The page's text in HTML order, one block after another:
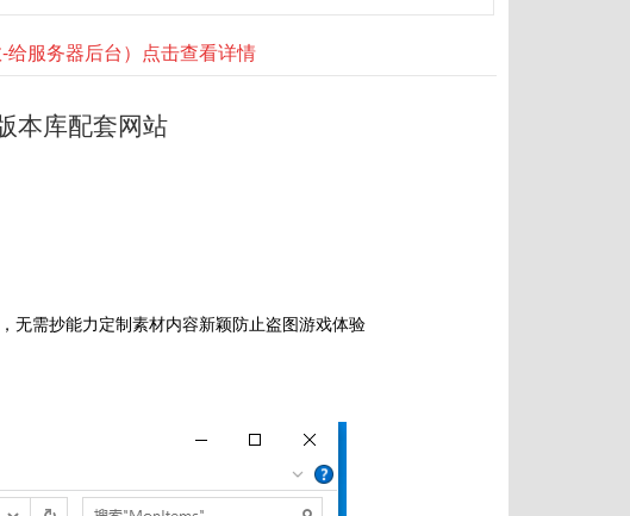
服务器后台）点击查看详情
本库配套网站
无需抄能力定制素材内容新颖防止盗图游戏体验